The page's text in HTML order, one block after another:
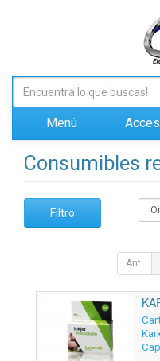
Menú
Consumibles
Filtro
Ant.